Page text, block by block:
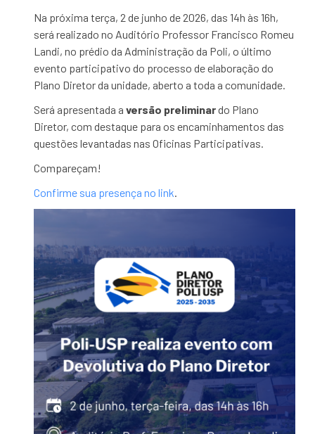
Na próxima terça, 2 de junho de 2026, das 14h às 16h,
será realizado no Auditório Professor Francisco Romeu
Landi, no prédio da Administração da Poli, o último
evento participativo do processo de elaboração do
Plano Diretor da unidade, aberto a toda a comunidade.
Será apresentada aversão preliminardo Plano
Diretor, com destaque para os encaminhamentos das
questões levantadas nas Oficinas Participativas.
Compareçam!
Confirme sua presença no link.